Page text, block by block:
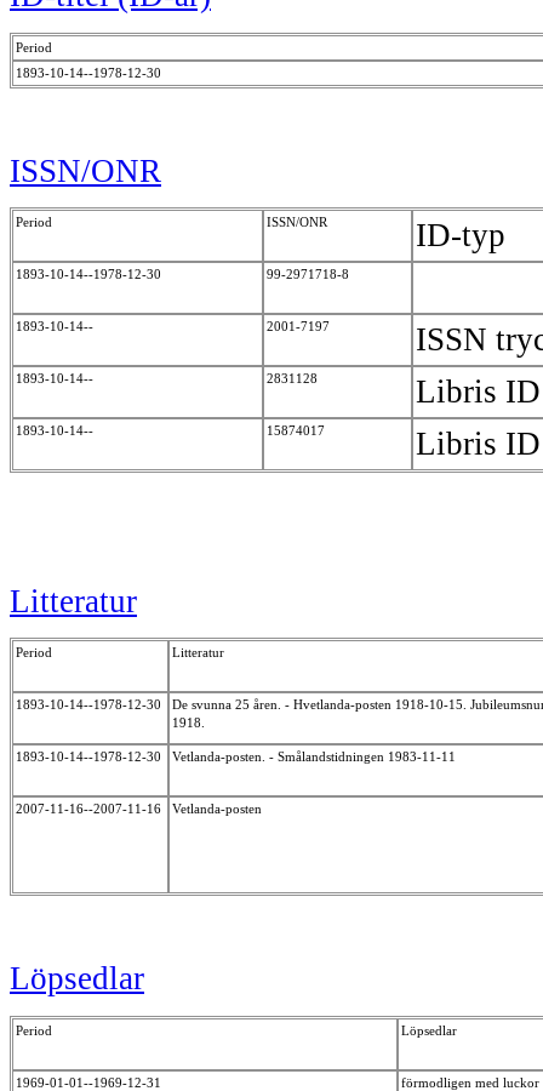
Period
1893-10-14--1978-12-30
ISSN/ONR
Period ISSN/ONR ID-typ
1893-10-14--1978-12-30 99-2971718-8
1893-10-14-- 2001-7197 ISSN
1893-10-14-- 2831128 Libris
1893-10-14-- 15874017 Libris
Litteratur
Period Litteratur
1893-10-14--1978-12-30
De svunna 25 åren. - Hvetlanda-posten 1918-10-15.
1918.
1893-10-14--1978-12-30 Vetlanda-posten. - Smålandstidningen 1983-11-11
2007-11-16--2007-11-16 Vetlanda-posten
Löpsedlar
Period Löpsedlar
1969-01-01--1969-12-31 förmodligen med luckor